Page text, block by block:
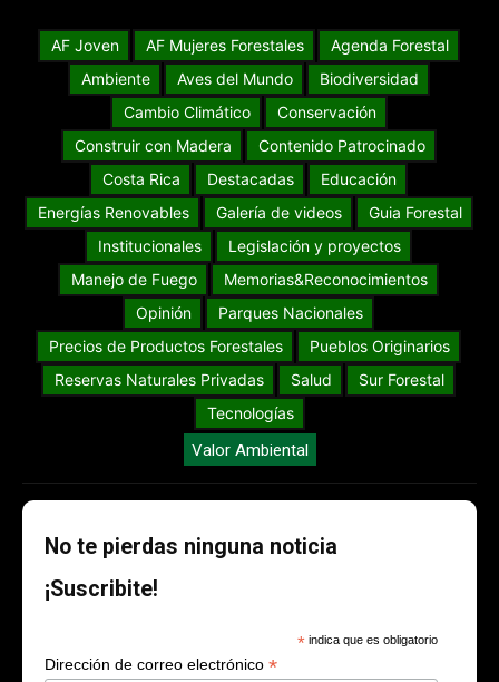
AF Joven AF Mujeres Forestales
Agenda Forestal
Ambiente
Aves del Mundo
Biodiversidad
Cambio Climático
Conservación
Construir con Madera
Contenido Patrocinado
Costa Rica
Destacadas
Educación
Energías Renovables
Galería de videos
Guia Forestal
Institucionales
Legislación y proyectos
Manejo de Fuego
Memorias&Reconocimientos
Opinión
Parques Nacionales
Precios de Productos Forestales
Pueblos Originarios
Reservas Naturales Privadas
Salud
Sur Forestal
Tecnologías
Valor Ambiental
No te pierdas ninguna noticia
¡Suscribite!
* indica que es obligatorio
Dirección de correo electrónico *